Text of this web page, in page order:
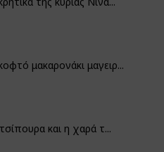
μακαρονάκι μαγειρ...
και η χαρά τ...